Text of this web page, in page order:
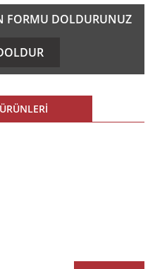
açıklamalarında ve diğer
noktaları öneri formunu
görüntülenemiyor.
bulunuyor.
FORMU DOLDURUNUZ